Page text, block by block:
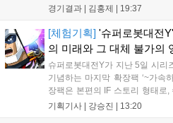
'페인터' 김은후를 투입했지만, 결
을 빼냈다....
경기결과 | 김홍제 19:37
[체험기획] '슈퍼로봇대전
의 미래와 그 대체 불가의
슈퍼로봇대전Y가 지난 5일 시리
기념하는 마지막 확장팩 ‘~가속
장팩은 본편의 IF 스토리 형태로
규 참전작과 크로스오버 합체기
기획기사 | 강승진 13:20